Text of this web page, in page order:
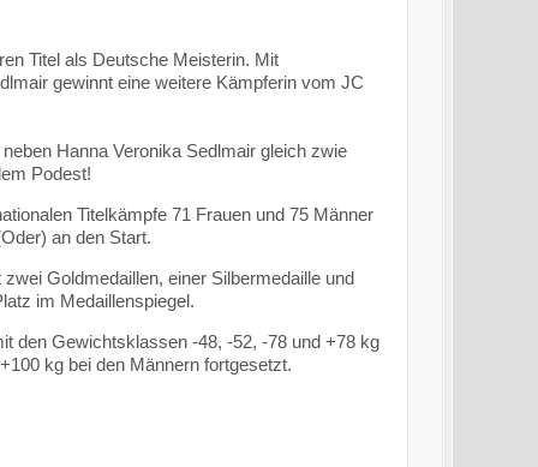
Titel als Deutsche Meisterin. Mit
gewinnt eine weitere Kämpferin vom JC
Hanna Veronika Sedlmair gleich zwie
Podest!
Titelkämpfe 71 Frauen und 75 Männer
an den Start.
Goldmedaillen, einer Silbermedaille und
im Medaillenspiegel.
den Gewichtsklassen -48, -52, -78 und +78 kg
kg bei den Männern fortgesetzt.